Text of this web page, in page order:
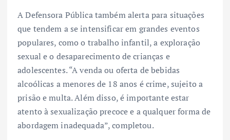
A Defensora Pública também alerta para situações
que tendem a se intensificar em grandes eventos
populares, como o trabalho infantil, a exploração
sexual e o desaparecimento de crianças e
adolescentes. “A venda ou oferta de bebidas
alcoólicas a menores de 18 anos é crime, sujeito a
prisão e multa. Além disso, é importante estar
atento à sexualização precoce e a qualquer forma de
abordagem inadequada”, completou.